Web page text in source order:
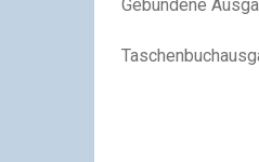
Gebundene